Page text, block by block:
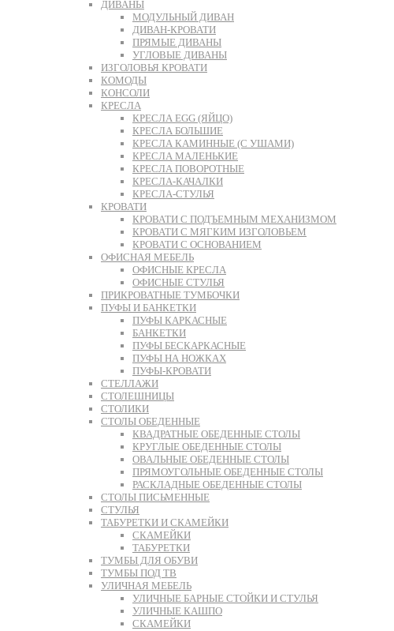
ДИВАНЫ
МОДУЛЬНЫЙ ДИВАН
ДИВАН-КРОВАТИ
ПРЯМЫЕ ДИВАНЫ
УГЛОВЫЕ ДИВАНЫ
ИЗГОЛОВЬЯ КРОВАТИ
КОМОДЫ
КОНСОЛИ
КРЕСЛА
КРЕСЛА EGG (ЯЙЦО)
КРЕСЛА БОЛЬШИЕ
КРЕСЛА КАМИННЫЕ (С УШАМИ)
КРЕСЛА МАЛЕНЬКИЕ
КРЕСЛА ПОВОРОТНЫЕ
КРЕСЛА-КАЧАЛКИ
КРЕСЛА-СТУЛЬЯ
КРОВАТИ
КРОВАТИ С ПОДЪЕМНЫМ МЕХАНИЗМОМ
КРОВАТИ С МЯГКИМ ИЗГОЛОВЬЕМ
КРОВАТИ С ОСНОВАНИЕМ
ОФИСНАЯ МЕБЕЛЬ
ОФИСНЫЕ КРЕСЛА
ОФИСНЫЕ СТУЛЬЯ
ПРИКРОВАТНЫЕ ТУМБОЧКИ
ПУФЫ И БАНКЕТКИ
ПУФЫ КАРКАСНЫЕ
БАНКЕТКИ
ПУФЫ БЕСКАРКАСНЫЕ
ПУФЫ НА НОЖКАХ
ПУФЫ-КРОВАТИ
СТЕЛЛАЖИ
СТОЛЕШНИЦЫ
СТОЛИКИ
СТОЛЫ ОБЕДЕННЫЕ
КВАДРАТНЫЕ ОБЕДЕННЫЕ СТОЛЫ
КРУГЛЫЕ ОБЕДЕННЫЕ СТОЛЫ
ОВАЛЬНЫЕ ОБЕДЕННЫЕ СТОЛЫ
ПРЯМОУГОЛЬНЫЕ ОБЕДЕННЫЕ СТОЛЫ
РАСКЛАДНЫЕ ОБЕДЕННЫЕ СТОЛЫ
СТОЛЫ ПИСЬМЕННЫЕ
СТУЛЬЯ
ТАБУРЕТКИ И СКАМЕЙКИ
СКАМЕЙКИ
ТАБУРЕТКИ
ТУМБЫ ДЛЯ ОБУВИ
ТУМБЫ ПОД ТВ
УЛИЧНАЯ МЕБЕЛЬ
УЛИЧНЫЕ БАРНЫЕ СТОЙКИ И СТУЛЬЯ
УЛИЧНЫЕ КАШПО
СКАМЕЙКИ